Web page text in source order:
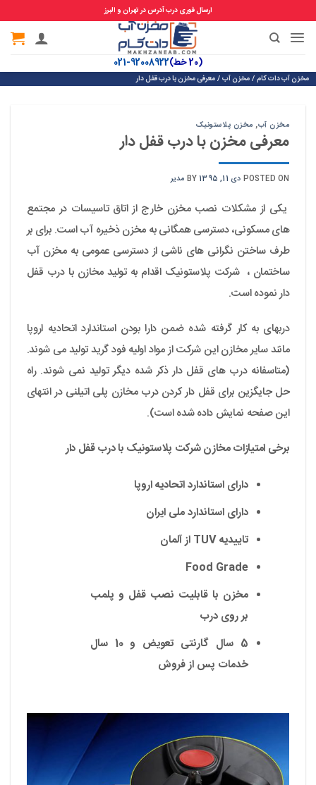
ارسال فوری درب آدرس در تهران و البرز
(20 خط) 92008922-021
مخزن آب دات کام/مخزن آب/معرفی مخزن با درب قفل دار
مخزن آب,مخزن پلاستونیک
معرفی مخزن با درب قفل دار
POSTED ONدی 11, 1395 BYمدیر
یکی از مشکلات نصب مخزن خارج از اتاق تاسیسات در مجتمع
های مسکونی، دسترسی همگانی به مخزن ذخیره آب است. برای بر
طرف ساختن نگرانی های ناشی از دسترسی عمومی به مخزن آب
ساختمان ، شرکت پلاستونیک اقدام به تولید مخازن با درب قفل
دار نموده است.
دربهای به کار گرفته شده ضمن دارا بودن استاندارد اتحادیه اروپا
مانند سایر مخازن این شرکت از مواد اولیه فود گرید تولید می شوند.
(متاسفانه درب های قفل دار ذکر شده دیگر تولید نمی شوند. راه
حل جایگزین برای قفل دار کردن درب مخازن پلی اتیلنی در انتهای
این صفحه نمایش داده شده است).
برخی امتیازات مخازن شرکت پلاستونیک با درب قفل دار
دارای استاندارد اتحادیه اروپا
دارای استاندارد ملی ایران
تاییدیه TUV از آلمان
Food Grade
مخزن با قابلیت نصب قفل و پلمب
بر روی درب
5 سال گارنتی تعویض و 10 سال
خدمات پس از فروش